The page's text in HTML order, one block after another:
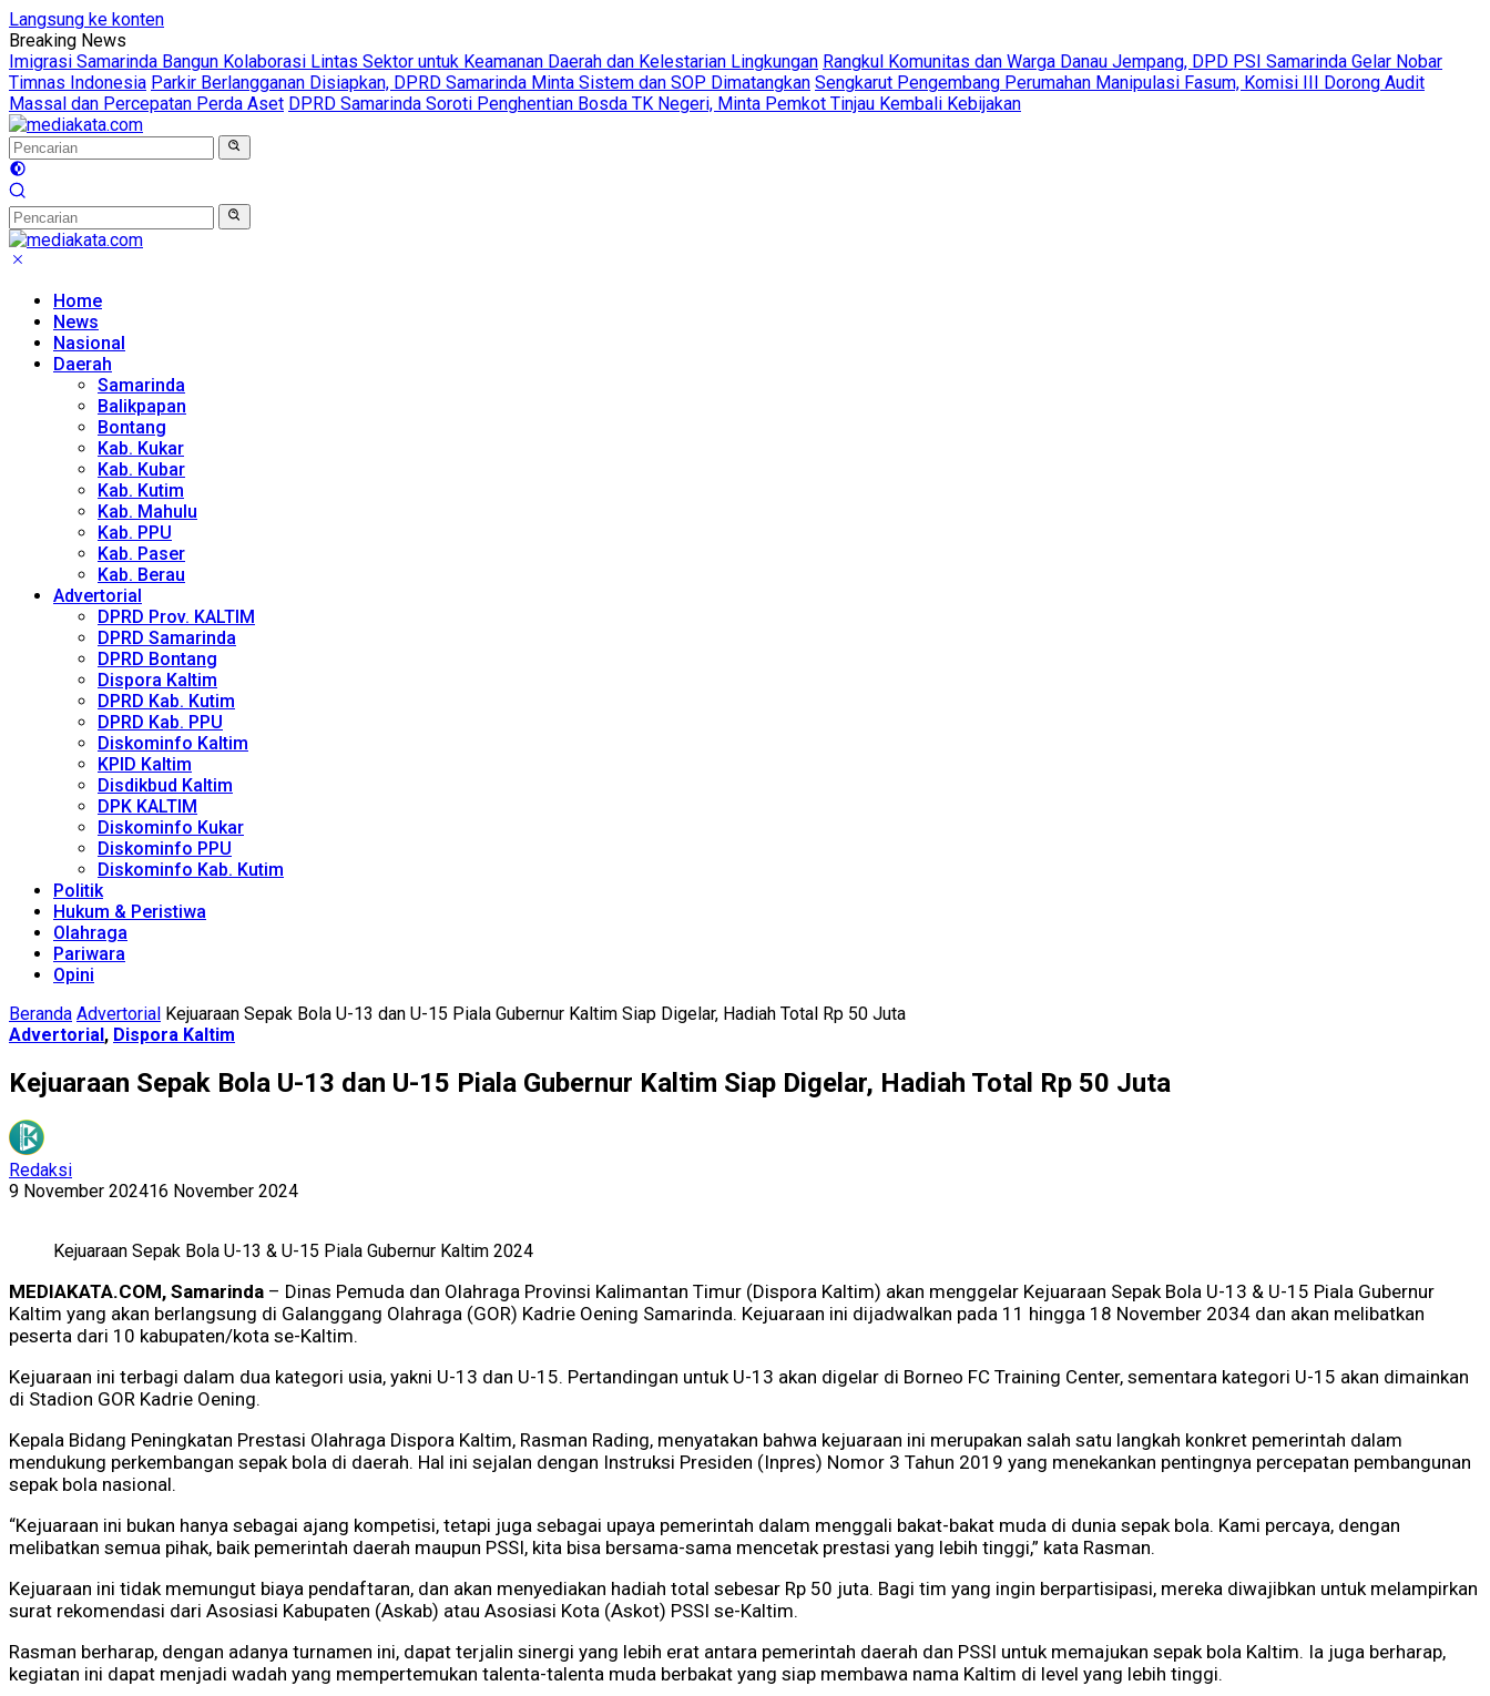
Langsung ke konten
Breaking News
Imigrasi Samarinda Bangun Kolaborasi Lintas Sektor untuk Keamanan Daerah dan Kelestarian Lingkungan Rangkul Komunitas dan Warga Danau Jempang, DPD PSI Samarinda Gelar Nobar
Timnas Indonesia Parkir Berlangganan Disiapkan, DPRD Samarinda Minta Sistem dan SOP Dimatangkan Sengkarut Pengembang Perumahan Manipulasi Fasum, Komisi III Dorong Audit
Massal dan Percepatan Perda Aset DPRD Samarinda Soroti Penghentian Bosda TK Negeri, Minta Pemkot Tinjau Kembali Kebijakan
Home
News
Nasional
Daerah
Samarinda
Balikpapan
Bontang
Kab. Kukar
Kab. Kubar
Kab. Kutim
Kab. Mahulu
Kab. PPU
Kab. Paser
Kab. Berau
Advertorial
DPRD Prov. KALTIM
DPRD Samarinda
DPRD Bontang
Dispora Kaltim
DPRD Kab. Kutim
DPRD Kab. PPU
Diskominfo Kaltim
KPID Kaltim
Disdikbud Kaltim
DPK KALTIM
Diskominfo Kukar
Diskominfo PPU
Diskominfo Kab. Kutim
Politik
Hukum & Peristiwa
Olahraga
Pariwara
Opini
Beranda Advertorial Kejuaraan Sepak Bola U-13 dan U-15 Piala Gubernur Kaltim Siap Digelar, Hadiah Total Rp 50 Juta
Advertorial, Dispora Kaltim
Kejuaraan Sepak Bola U-13 dan U-15 Piala Gubernur Kaltim Siap Digelar, Hadiah Total Rp 50 Juta
Redaksi
9 November 202416 November 2024
Kejuaraan Sepak Bola U-13 & U-15 Piala Gubernur Kaltim 2024
MEDIAKATA.COM, Samarinda – Dinas Pemuda dan Olahraga Provinsi Kalimantan Timur (Dispora Kaltim) akan menggelar Kejuaraan Sepak Bola U-13 & U-15 Piala Gubernur
Kaltim yang akan berlangsung di Galanggang Olahraga (GOR) Kadrie Oening Samarinda. Kejuaraan ini dijadwalkan pada 11 hingga 18 November 2034 dan akan melibatkan
peserta dari 10 kabupaten/kota se-Kaltim.
Kejuaraan ini terbagi dalam dua kategori usia, yakni U-13 dan U-15. Pertandingan untuk U-13 akan digelar di Borneo FC Training Center, sementara kategori U-15 akan dimainkan
di Stadion GOR Kadrie Oening.
Kepala Bidang Peningkatan Prestasi Olahraga Dispora Kaltim, Rasman Rading, menyatakan bahwa kejuaraan ini merupakan salah satu langkah konkret pemerintah dalam
mendukung perkembangan sepak bola di daerah. Hal ini sejalan dengan Instruksi Presiden (Inpres) Nomor 3 Tahun 2019 yang menekankan pentingnya percepatan pembangunan
sepak bola nasional.
“Kejuaraan ini bukan hanya sebagai ajang kompetisi, tetapi juga sebagai upaya pemerintah dalam menggali bakat-bakat muda di dunia sepak bola. Kami percaya, dengan
melibatkan semua pihak, baik pemerintah daerah maupun PSSI, kita bisa bersama-sama mencetak prestasi yang lebih tinggi,” kata Rasman.
Kejuaraan ini tidak memungut biaya pendaftaran, dan akan menyediakan hadiah total sebesar Rp 50 juta. Bagi tim yang ingin berpartisipasi, mereka diwajibkan untuk melampirkan
surat rekomendasi dari Asosiasi Kabupaten (Askab) atau Asosiasi Kota (Askot) PSSI se-Kaltim.
Rasman berharap, dengan adanya turnamen ini, dapat terjalin sinergi yang lebih erat antara pemerintah daerah dan PSSI untuk memajukan sepak bola Kaltim. Ia juga berharap,
kegiatan ini dapat menjadi wadah yang mempertemukan talenta-talenta muda berbakat yang siap membawa nama Kaltim di level yang lebih tinggi.